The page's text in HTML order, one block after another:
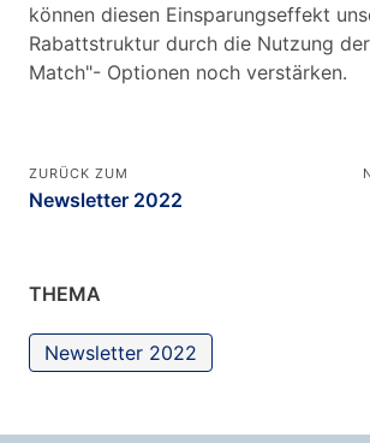
können diesen Einsparungseffekt
Rabattstruktur durch die Nutzung
Match"- Optionen noch verstärken.
ZURÜCK ZUM
Newsletter 2022
THEMA
Newsletter 2022